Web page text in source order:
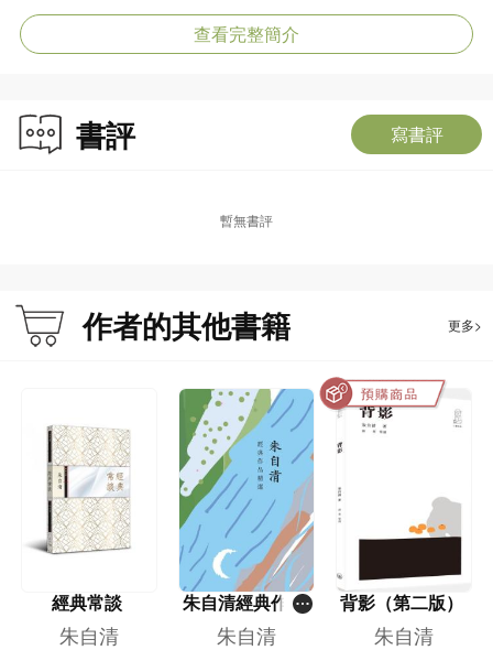
查看完整簡介
書評 寫書評
暫無書評
作者的其他書籍 更多>
經典常談
朱自清
朱自清經典作品
精選
朱自清
背影（第二版）
朱自清